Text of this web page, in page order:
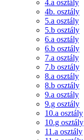
4.a osztály
4b. osztály
5.a osztály
5.b osztály
6.a osztály
6.b osztály
7.a osztály
7.b osztály
8.a osztály
8.b osztály
9.a osztály
9.g osztály
10.a osztály
10.g osztály
11.a osztály